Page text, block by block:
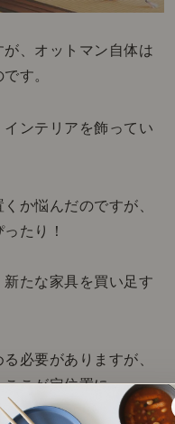
、オットマン自体は
す。
ンテリアを飾ってい
か悩んだのですが、
たり！
たな家具を買い足す
必要がありますが、
こが定位置に。